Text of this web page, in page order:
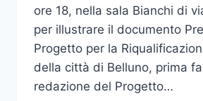
ore 18, nella sala Bianchi di
per illustrare il documento
Progetto per la
della città di Belluno, prima
redazione del Progetto…